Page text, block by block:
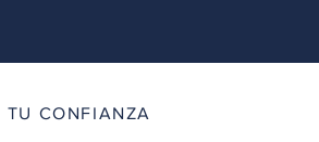
TU CONFIANZA